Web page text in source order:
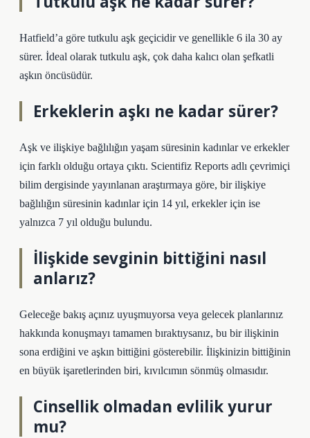
Hatfield’a göre tutkulu aşk geçicidir ve genellikle 6 ila 30 ay
sürer. İdeal olarak tutkulu aşk, çok daha kalıcı olan şefkatli
aşkın öncüsüdür.
Erkeklerin aşkı ne kadar sürer?
Aşk ve ilişkiye bağlılığın yaşam süresinin kadınlar ve erkekler
için farklı olduğu ortaya çıktı. Scientifiz Reports adlı çevrimiçi
bilim dergisinde yayınlanan araştırmaya göre, bir ilişkiye
bağlılığın süresinin kadınlar için 14 yıl, erkekler için ise
yalnızca 7 yıl olduğu bulundu.
İlişkide sevginin bittiğini nasıl
anlarız?
Geleceğe bakış açınız uyuşmuyorsa veya gelecek planlarınız
hakkında konuşmayı tamamen bıraktıysanız, bu bir ilişkinin
sona erdiğini ve aşkın bittiğini gösterebilir. İlişkinizin bittiğinin
en büyük işaretlerinden biri, kıvılcımın sönmüş olmasıdır.
Cinsellik olmadan evlilik yurur
mu?